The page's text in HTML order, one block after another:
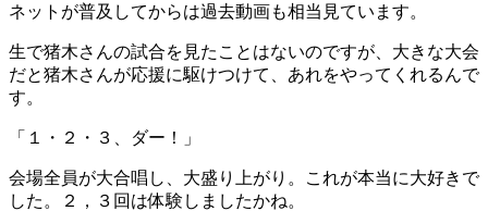
ネットが普及してからは過去動画も相当見ています。
生で猪木さんの試合を見たことはないのですが、大きな大会
だと猪木さんが応援に駆けつけて、あれをやってくれるんで
す。
「１・２・３、ダー！」
会場全員が大合唱し、大盛り上がり。これが本当に大好きで
した。２，３回は体験しましたかね。